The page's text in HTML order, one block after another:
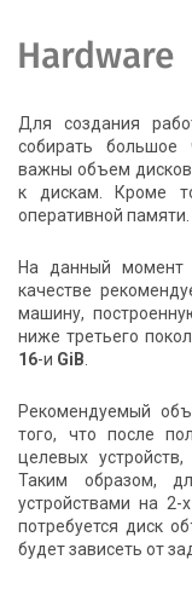
Hardware
Для создания
собирать большое
важны объем
к дискам. Кроме
оперативной памяти.
На данный момент
качестве
машину,
ниже третьего
16-и GiB
Рекомендуемый
того, что после
целевых
Таким образом,
устройствами на 2-
потребуется диск
будет зависеть от